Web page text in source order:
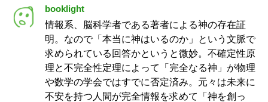
booklight
情報系、脳科学者である著者による神の存在証
明。なので「本当に神はいるのか」という文脈で
求められている回答かというと微妙。不確定性原
理と不完全性定理によって「完全なる神」が物理
や数学の学会ではすでに否定済み。元々は未来に
不安を持つ人間が完全情報を求めて「神を創っ